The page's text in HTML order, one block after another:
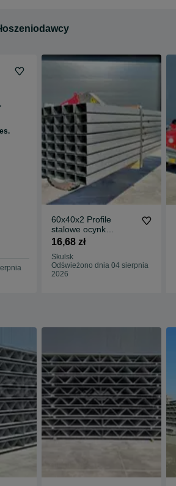
60x40x2 Profile
stalowe ocynk
zamknięte rury łaty
ogrodzenie słupy
16,68 zł
Skulsk
Odświeżono dnia 04 sierpnia
2026